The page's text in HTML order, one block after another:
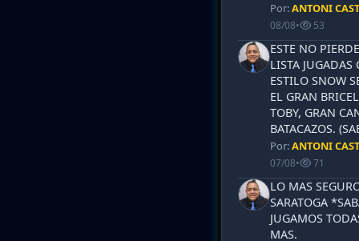
Por:ANTONI
08/08• 53
ESTE NO
LISTA JUGADAS
ESTILO SNOW
EL GRAN
TOBY, GRAN
BATACAZOS.
Por:ANTONI
07/08• 71
LO MAS
SARATOGA
JUGAMOS
MAS.